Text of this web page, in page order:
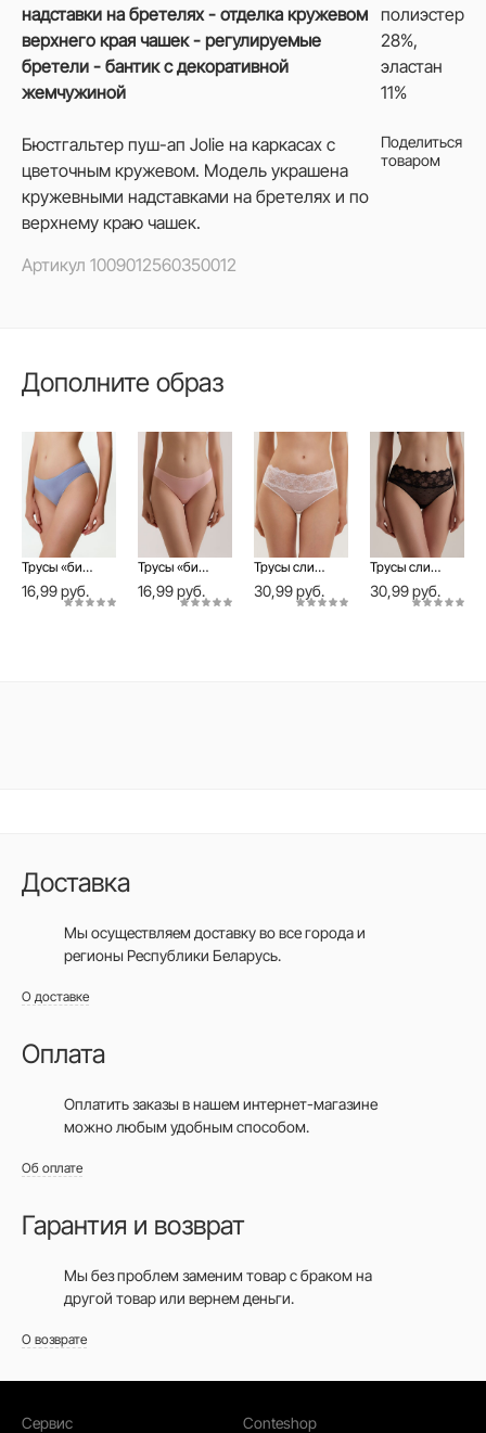
надставки на бретелях - отделка кружевом
верхнего края чашек - регулируемые
бретели - бантик с декоративной
жемчужиной
Бюстгальтер пуш-ап Jolie на каркасах с
цветочным кружевом. Модель украшена
кружевными надставками на бретелях и по
верхнему краю чашек.
Артикул 1009012560350012
полиэстер
28%,
эластан
11%
Поделиться
товаром
Дополните образ
Трусы «бикини» из микромодала со средней линией талии BODY TOUCH LB 3208
16,99 руб.
Трусы «бикини» из микромодала со средней линией талии BODY TOUCH LB 3208
16,99 руб.
Трусы слип Jolie
30,99 руб.
Трусы слип Jolie
30,99 руб.
Доставка
Мы осуществляем доставку во все городаи
регионы Республики Беларусь.
О доставке
Оплата
Оплатить заказы в нашем интернет-магазине
можно любым удобным способом.
Об оплате
Гарантия и возврат
Мы без проблем заменим товар с браком на
другой товар или вернем деньги.
О возврате
Сервис Conteshop